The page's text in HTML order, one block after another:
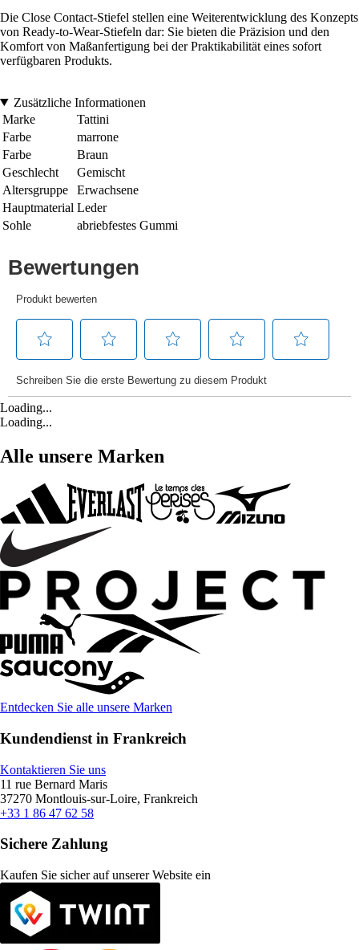
Die Close Contact-Stiefel stellen eine Weiterentwicklung des Konzepts
von Ready-to-Wear-Stiefeln dar: Sie bieten die Präzision und den
Komfort von Maßanfertigung bei der Praktikabilität eines sofort
verfügbaren Produkts.
Zusätzliche Informationen
Marke
Tattini
Farbe
marrone
Farbe
Braun
Geschlecht
Gemischt
Altersgruppe
Erwachsene
Hauptmaterial Leder
Sohle
abriebfestes Gummi
Loading...
Loading...
Alle unsere Marken
Entdecken Sie alle unsere Marken
Kundendienst in Frankreich
Kontaktieren Sie uns
11 rue Bernard Maris
37270 Montlouis-sur-Loire, Frankreich
+33 1 86 47 62 58
Sichere Zahlung
Kaufen Sie sicher auf unserer Website ein